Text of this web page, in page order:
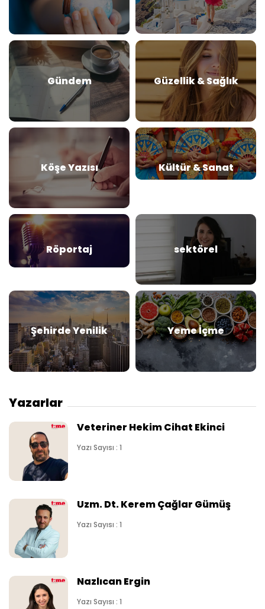
Gündem Güzellik & Sağlık
Köşe Yazısı Kültür & Sanat
Röportaj sektörel
Şehirde Yenilik Yeme İçme
Yazarlar
Veteriner Hekim Cihat Ekinci
Yazı Sayısı : 1
Uzm. Dt. Kerem Çağlar Gümüş
Yazı Sayısı : 1
Nazlıcan Ergin
Yazı Sayısı : 1